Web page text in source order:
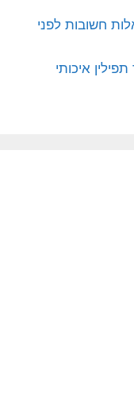
חשובות לפני
איכותי